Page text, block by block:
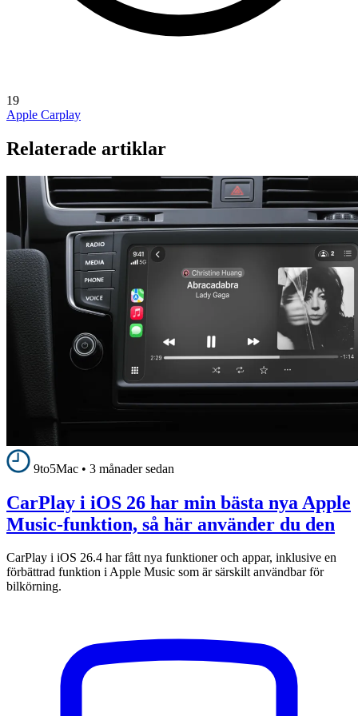
19
Apple Carplay
Relaterade artiklar
9to5Mac • 3 månader sedan
CarPlay i iOS 26 har min bästa nya Apple
Music-funktion, så här använder du den
CarPlay i iOS 26.4 har fått nya funktioner och appar, inklusive en
förbättrad funktion i Apple Music som är särskilt användbar för
bilkörning.